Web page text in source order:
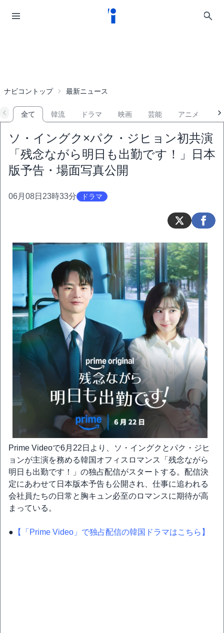
ナビコントップ 最新ニュース
全て 韓流 ドラマ 映画 芸能 アニメ
ソ・イングク×パク・ジヒョン初共演
「残念ながら明日も出勤です！」日本
版予告・場面写真公開
06月08日23時33分 ドラマ
Prime Videoで6月22日より、ソ・イングクとパク・ジヒ
ョンが主演を務める韓国オフィスロマンス「残念ながら
明日も出勤です！」の独占配信がスタートする。配信決
定にあわせて日本版本予告も公開され、仕事に追われる
会社員たちの日常と胸キュン必至のロマンスに期待が高
まっている。
● 【「Prime Video」で独占配信の韓国ドラマはこちら】